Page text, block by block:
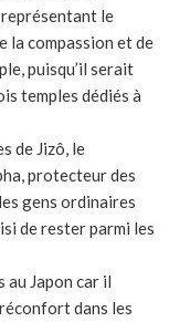
le
la compassion et de
puisqu’il serait
temples dédiés à
de Jizô, le
protecteur des
gens ordinaires
de rester parmi les
au Japon car il
dans les